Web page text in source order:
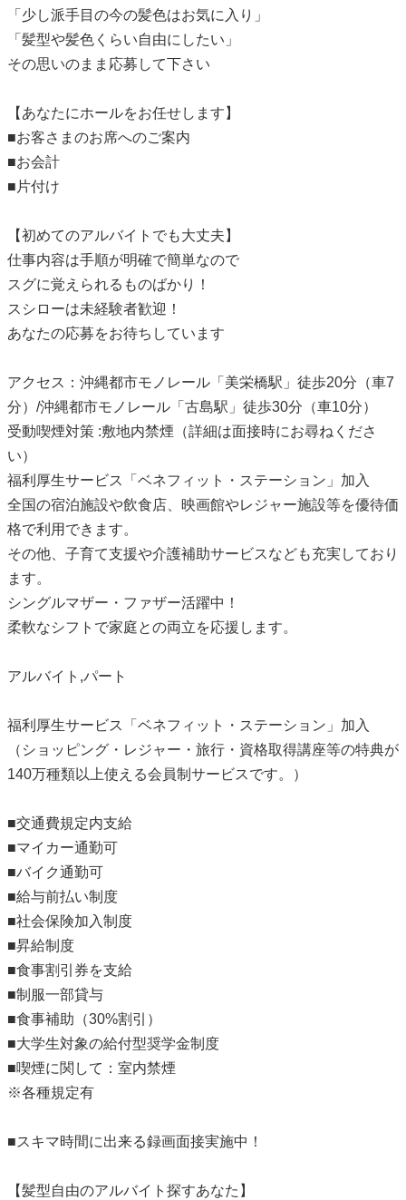
「少し派手目の今の髪色はお気に入り」
「髪型や髪色くらい自由にしたい」
その思いのまま応募して下さい
【あなたにホールをお任せします】
■お客さまのお席へのご案内
■お会計
■片付け
【初めてのアルバイトでも大丈夫】
仕事内容は手順が明確で簡単なので
スグに覚えられるものばかり！
スシローは未経験者歓迎！
あなたの応募をお待ちしています
アクセス：沖縄都市モノレール「美栄橋駅」徒歩20分（車7
分）/沖縄都市モノレール「古島駅」徒歩30分（車10分）
受動喫煙対策 :敷地内禁煙（詳細は面接時にお尋ねくださ
い）
福利厚生サービス「ベネフィット・ステーション」加入
全国の宿泊施設や飲食店、映画館やレジャー施設等を優待価
格で利用できます。
その他、子育て支援や介護補助サービスなども充実しており
ます。
シングルマザー・ファザー活躍中！
柔軟なシフトで家庭との両立を応援します。
アルバイト,パート
福利厚生サービス「ベネフィット・ステーション」加入
（ショッピング・レジャー・旅行・資格取得講座等の特典が
140万種類以上使える会員制サービスです。）
■交通費規定内支給
■マイカー通勤可
■バイク通勤可
■給与前払い制度
■社会保険加入制度
■昇給制度
■食事割引券を支給
■制服一部貸与
■食事補助（30%割引）
■大学生対象の給付型奨学金制度
■喫煙に関して：室内禁煙
※各種規定有
■スキマ時間に出来る録画面接実施中！
【髪型自由のアルバイト探すあなた】